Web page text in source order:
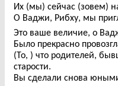
Их (мы) сейчас (зовем)
О Ваджи, Рибху, мы
Это ваше величие, о
Было прекрасно
(То, ) что родителей,
старости.
Вы сделали снова